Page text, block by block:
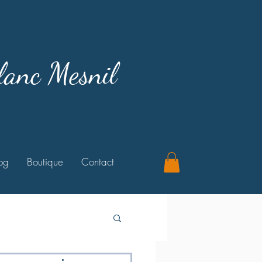
Mesnil
Boutique Contact